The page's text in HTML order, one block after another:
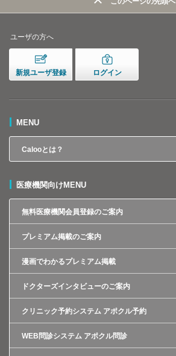
ユーザの方へ
新規ユーザ登録 ログイン
MENU
Calooとは？
医療機関向けMENU
無料医療機関会員登録のご案内
プレミアム掲載のご案内
漫画でわかるプレミアム掲載
ドクターズインタビューのご案内
クリニック予約システム アポクル予約
WEB問診システム アポクル問診